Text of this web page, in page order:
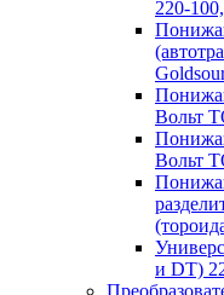
220-
Вольт
Вольт
и DT)